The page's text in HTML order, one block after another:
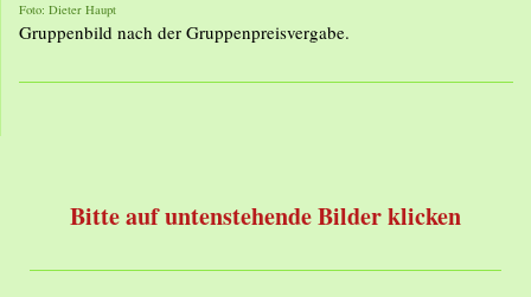
Foto: Dieter Haupt
Gruppenbild nach der Gruppenpreisvergabe.
Bitte auf untenstehende Bilder klicken